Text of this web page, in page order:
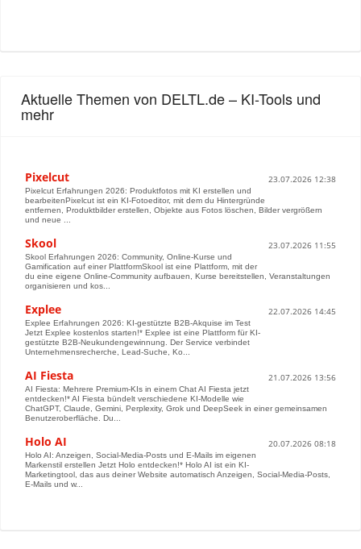
Aktuelle Themen von DELTL.de – KI-Tools und
mehr
Pixelcut 23.07.2026 12:38
Pixelcut Erfahrungen 2026: Produktfotos mit KI erstellen und
bearbeitenPixelcut ist ein KI-Fotoeditor, mit dem du Hintergründe
entfernen, Produktbilder erstellen, Objekte aus Fotos löschen, Bilder vergrößern
und neue ...
Skool 23.07.2026 11:55
Skool Erfahrungen 2026: Community, Online-Kurse und
Gamification auf einer PlattformSkool ist eine Plattform, mit der
du eine eigene Online-Community aufbauen, Kurse bereitstellen, Veranstaltungen
organisieren und kos...
Explee 22.07.2026 14:45
Explee Erfahrungen 2026: KI-gestützte B2B-Akquise im Test
Jetzt Explee kostenlos starten!* Explee ist eine Plattform für KI-
gestützte B2B-Neukundengewinnung. Der Service verbindet
Unternehmensrecherche, Lead-Suche, Ko...
AI Fiesta 21.07.2026 13:56
AI Fiesta: Mehrere Premium-KIs in einem Chat AI Fiesta jetzt
entdecken!* AI Fiesta bündelt verschiedene KI-Modelle wie
ChatGPT, Claude, Gemini, Perplexity, Grok und DeepSeek in einer gemeinsamen
Benutzeroberfläche. Du...
Holo AI 20.07.2026 08:18
Holo AI: Anzeigen, Social-Media-Posts und E-Mails im eigenen
Markenstil erstellen Jetzt Holo entdecken!* Holo AI ist ein KI-
Marketingtool, das aus deiner Website automatisch Anzeigen, Social-Media-Posts,
E-Mails und w...